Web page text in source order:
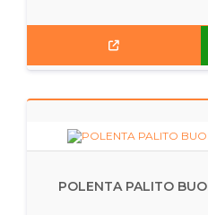
POLENTA PALITO